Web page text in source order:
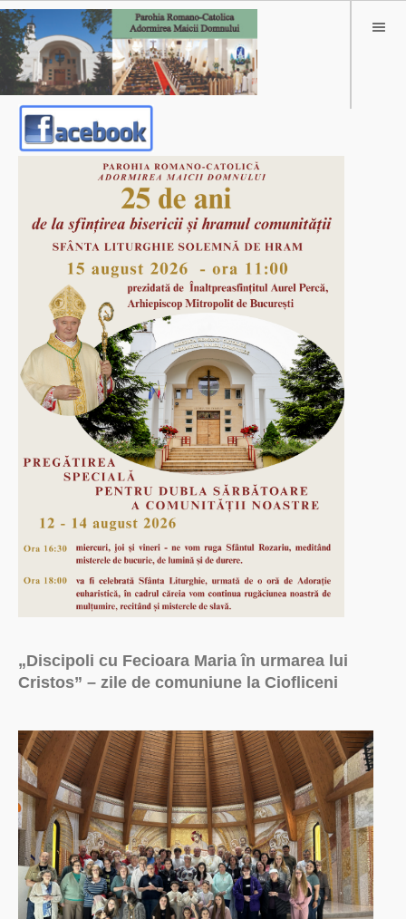
„Discipoli cu Fecioara Maria în urmarea lui
Cristos” – zile de comuniune la Ciofliceni